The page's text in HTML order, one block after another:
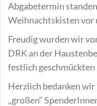
Abgabetermin
Weihnachtskisten vor
Freudig wurden wir
DRK an der
festlich
Herzlich bedanken wir
„großen“